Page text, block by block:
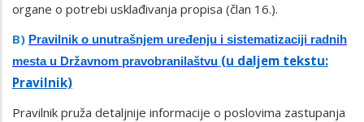
organe o potrebi usklađivanja propisa (član 16.).
B) Pravilnik o unutrašnjem uređenju i sistematizaciji radnih
mesta u Državnom pravobranilaštvu (u daljem tekstu:
Pravilnik)
Pravilnik pruža detaljnije informacije o poslovima zastupanja